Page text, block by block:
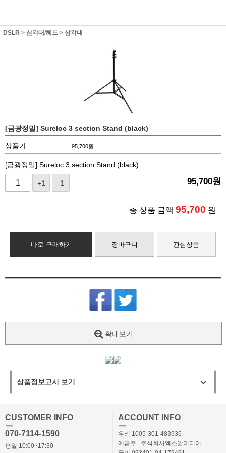
DSLR > 삼각대/헤드 > 삼각대
[금광정밀] Sureloc 3 section Stand (black)
상품가 95,700원
[금광정밀] Sureloc 3 section Stand (black)
+1 -1 95,700원
총 상품 금액 95,700 원
바로 구매하기 장바구니 관심상품
확대보기
상품정보고시 보기
CUSTOMER INFO
ㅡ
070-7114-1590
평일 10:00~17:30
ACCOUNT INFO
ㅡ
우리 1005-301-483936
예금주 : 주식회사엑스알미디어